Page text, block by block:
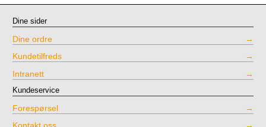
Dine sider
Dine ordre
Kundetilfreds
Intranett
Kundeservice
Forespørsel